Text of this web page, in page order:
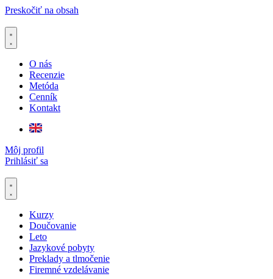
Preskočiť na obsah
O nás
Recenzie
Metóda
Cenník
Kontakt
Môj profil
Prihlásiť sa
Kurzy
Doučovanie
Leto
Jazykové pobyty
Preklady a tlmočenie
Firemné vzdelávanie